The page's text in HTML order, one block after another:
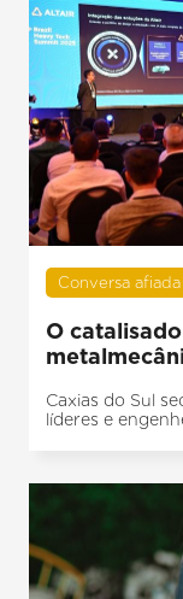
Conversa afiada
O
Caxias do Sul
líderes e